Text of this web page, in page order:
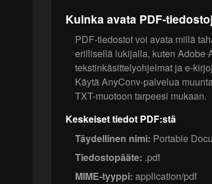
Kuinka avata PDF-
PDF-tiedostot voi avata millä
erillisellä lukijalla, kuten Adobe
tekstinkäsittelyohjelmat ja e-
Käytä AnyConv-palvelua
TXT-muotoon tarpeesi mukaan.
Keskeiset tiedot PDF:stä
Täydellinen nimi: Portable
Tiedostopääte: .pdf
MIME-tyyppi: application/pdf